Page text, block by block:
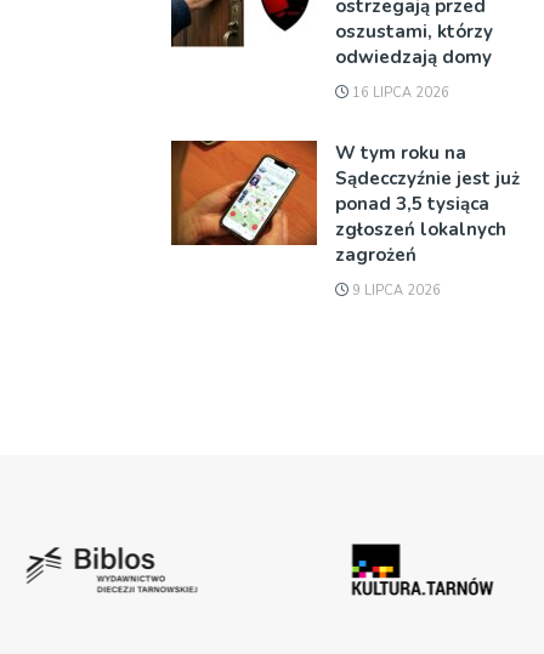
ostrzegają przed
oszustami, którzy
odwiedzają domy
16 LIPCA 2026
W tym roku na
Sądecczyźnie jest już
ponad 3,5 tysiąca
zgłoszeń lokalnych
zagrożeń
9 LIPCA 2026